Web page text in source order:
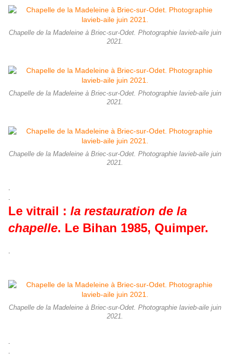
Chapelle de la Madeleine à Briec-sur-Odet. Photographie lavieb-aile juin
2021.
Chapelle de la Madeleine à Briec-sur-Odet. Photographie lavieb-aile juin
2021.
Chapelle de la Madeleine à Briec-sur-Odet. Photographie lavieb-aile juin
2021.
Le vitrail : la restauration de la
chapelle. Le Bihan 1985, Quimper.
Chapelle de la Madeleine à Briec-sur-Odet. Photographie lavieb-aile juin
2021.
.
.